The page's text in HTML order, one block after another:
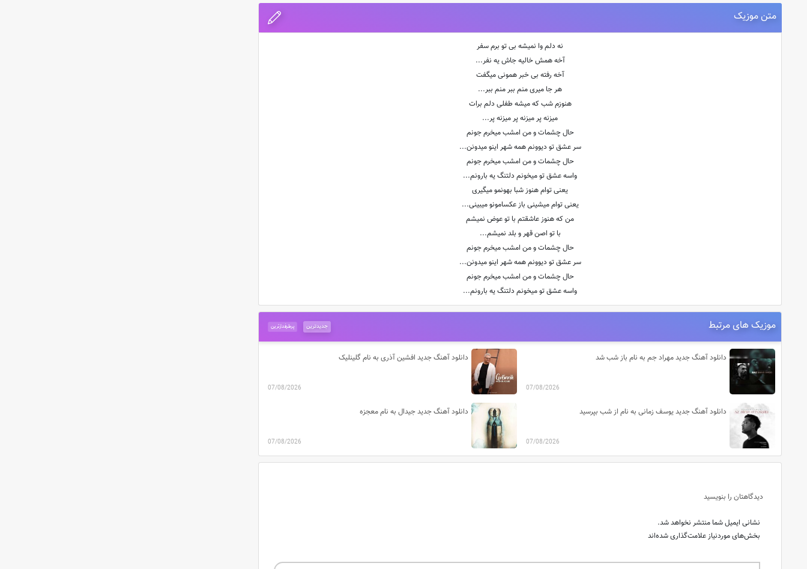
متن موزیک
نه دلم وا نمیشه بی تو برم سفر
آخه همش خالیه جاش یه نفر...
آخه رفته بی خبر همونی میگفت
هر جا میری منم ببر منم ببر...
هنوزم شب که میشه طفلی دلم برات
میزنه پر میزنه پر میزنه پر...
حال چشمات و من امشب میخرم جونم
سر عشق تو دیوونم همه شهر اینو میدونن...
حال چشمات و من امشب میخرم جونم
واسه عشق تو میخونم دلتنگ یه بارونم...
یعنی توام هنوز شبا بهونمو میگیری
یعنی توام میشینی باز عکسامونو میبینی...
من که هنوز عاشقتم با تو عوض نمیشم
با تو اصن قهر و بلد نمیشم...
حال چشمات و من امشب میخرم جونم
سر عشق تو دیوونم همه شهر اینو میدونن...
حال چشمات و من امشب میخرم جونم
واسه عشق تو میخونم دلتنگ یه بارونم...
موزیک های مرتبط پرطرفدارترین جدیدترین
دانلود آهنگ جدید مهراد جم به نام باز شب شد
07/08/2026
دانلود آهنگ جدید افشین آذری به نام گلینلیک
07/08/2026
دانلود آهنگ جدید یوسف زمانی به نام از شب بپرسید
07/08/2026
دانلود آهنگ جدید جیدال به نام معجزه
07/08/2026
دیدگاهتان را بنویسید
نشانی ایمیل شما منتشر نخواهد شد.
بخش‌های موردنیاز علامت‌گذاری شده‌اند